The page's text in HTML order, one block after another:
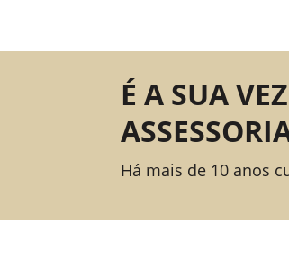
É A SUA
Há mais de 10 anos